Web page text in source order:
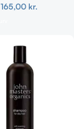
165,00 kr.